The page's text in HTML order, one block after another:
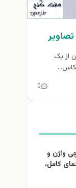
از یک
0
واژن و
کامل،